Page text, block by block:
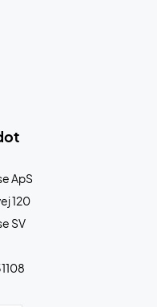
ApS
120
SV